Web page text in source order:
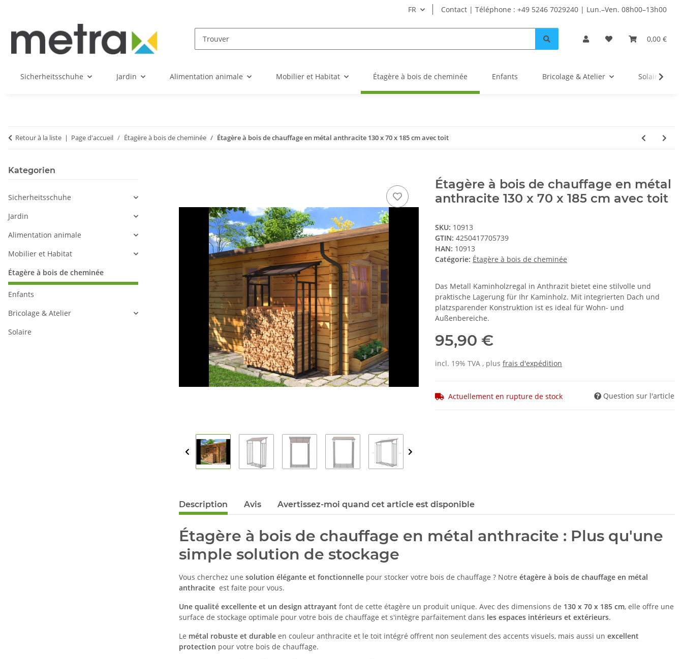
FR Contact | Téléphone : +49 5246 7029240 | Lun.–Ven. 08h00–13h00
0,00 €
Sicherheitsschuhe Jardin Alimentation animale Mobilier et Habitat Étagère à bois de cheminée Enfants Bricolage & Atelier Solaire
Retour à la liste Page d'accueil Étagère à bois de cheminée Étagère à bois de chauffage en métal anthracite 130 x 70 x 185 cm avec toit
Étagère à bois de chauffage en métal
anthracite 130 x 70 x 185 cm avec toit
SKU: 10913
GTIN: 4250417705739
HAN: 10913
Catégorie: Étagère à bois de cheminée
Das Metall Kaminholzregal in Anthrazit bietet eine stilvolle und
praktische Lagerung für Ihr Kaminholz. Mit integrierten Dach und
platzsparender Konstruktion ist es ideal für Wohn- und
Außenbereiche.
95,90 €
incl. 19% TVA , plus frais d'expédition
Actuellement en rupture de stock Question sur l'article
Description Avis Avertissez-moi quand cet article est disponible
Étagère à bois de chauffage en métal anthracite : Plus qu'une
simple solution de stockage
Vous cherchez une solution élégante et fonctionnelle pour stocker votre bois de chauffage ? Notre étagère à bois de chauffage en métal
anthracite est faite pour vous.
Une qualité excellente et un design attrayant font de cette étagère un produit unique. Avec des dimensions de 130 x 70 x 185 cm, elle offre une
surface de stockage optimale pour votre bois de chauffage et s'intègre parfaitement dans les espaces intérieurs et extérieurs.
Le métal robuste et durable en couleur anthracite et le toit intégré offrent non seulement des accents visuels, mais aussi un excellent
protection pour votre bois de chauffage.
Kategorien
Sicherheitsschuhe
Jardin
Alimentation animale
Mobilier et Habitat
Étagère à bois de cheminée
Enfants
Bricolage & Atelier
Solaire